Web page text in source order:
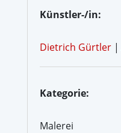
Künstler-/in:
Dietrich Gürtler |
Kategorie:
Malerei